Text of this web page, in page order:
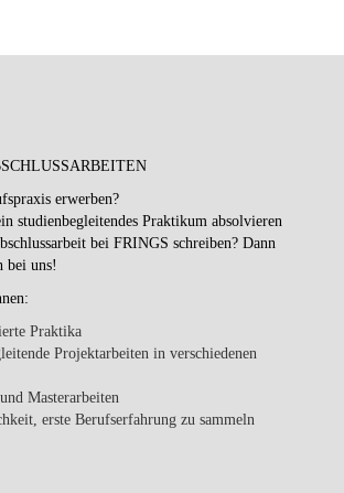
erwerben?
studienbegleitendes Praktikum absolvieren
bei FRINGS schreiben? Dann
bei uns!
Praktika
Projektarbeiten in verschiedenen
Masterarbeiten
erste Berufserfahrung zu sammeln